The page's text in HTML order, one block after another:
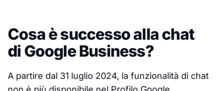
Cosa è successo alla chat
di Google Business?
A partire dal 31 luglio 2024, la funzionalità di chat